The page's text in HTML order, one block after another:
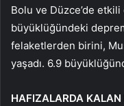
Bolu ve Düzce’de etkili
büyüklüğündeki
felaketlerden birini,
yaşadı. 6.9
HAFIZALARDA KALAN